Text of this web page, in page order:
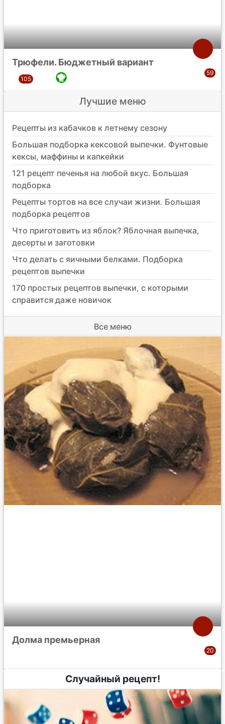
Трюфели. Бюджетный вариант
Лучшие меню
Рецепты из кабачков к летнему сезону
Большая подборка кексовой выпечки. Фунтовые
кексы, маффины и капкейки
121 рецепт печенья на любой вкус. Большая
подборка
Рецепты тортов на все случаи жизни. Большая
подборка рецептов
Что приготовить из яблок? Яблочная выпечка,
десерты и заготовки
Что делать с яичными белками. Подборка
рецептов выпечки
170 простых рецептов выпечки, с которыми
справится даже новичок
Все меню
Долма премьерная
Случайный рецепт!